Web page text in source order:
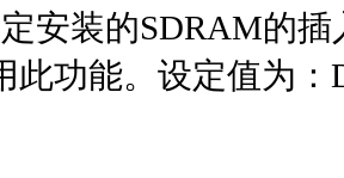
装的SDRAM的插
此功能。设定值为